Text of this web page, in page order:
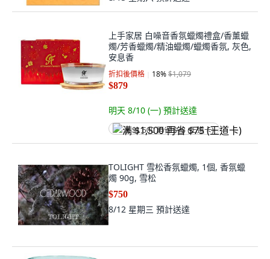
上手家居 白噪音香氛蠟燭禮盒/香薰蠟
燭/芳香蠟燭/精油蠟燭/蠟燭香氛, 灰色,
安息香
折扣後價格 18%$1,079
$879
明天 8/10 (一) 預計送達
满 $1,500 再省 $75 (王道卡)
TOLIGHT 雪松香氛蠟燭, 1個, 香氛蠟
燭 90g, 雪松
$750
8/12 星期三 預計送達